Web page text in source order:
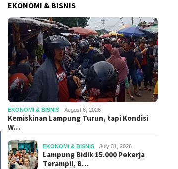
EKONOMI & BISNIS
EKONOMI & BISNIS August 6, 2026
Kemiskinan Lampung Turun, tapi Kondisi
W…
EKONOMI & BISNIS July 31, 2026
Lampung Bidik 15.000 Pekerja
Terampil, B…